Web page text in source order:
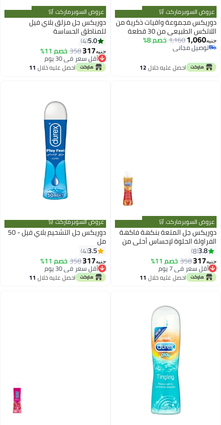
عروض السوبرماركت 🛒
دوريكس مجموعة واقيات ذكرية من
اللاتكس الطبيعي من 30 قطعة
جنيه1,060
1,160خصم 8%
توصيل مجاني
توصيل مجاني
احصل عليه خلال12
عروض السوبرماركت 🛒
دوريكس جل مزلق بلاي فيل
للمناطق الحساسة
5.0
4
جنيه317
358 خصم 11%
أقل سعر في 30 يوم
أقل سعر في 30 يوماحصل عليه خلال 11
عروض السوبرماركت 🛒
دوريكس جل المتعة بنكهة فاكهة
الفراولة الحلوة لإحساس أحلى من
تشكيلة بلاي
3.8
8
جنيه317
358 خصم 11%
أقل سعر في 7 يوم
أقل سعر في 7 يوماحصل عليه خلال 11
عروض السوبرماركت 🛒
دوريكس جل التشحيم بلاي فيل - 50
مل
3.5
4
جنيه317
358 خصم 11%
أقل سعر في 30 يوم
أقل سعر في 30 يوماحصل عليه خلال 11